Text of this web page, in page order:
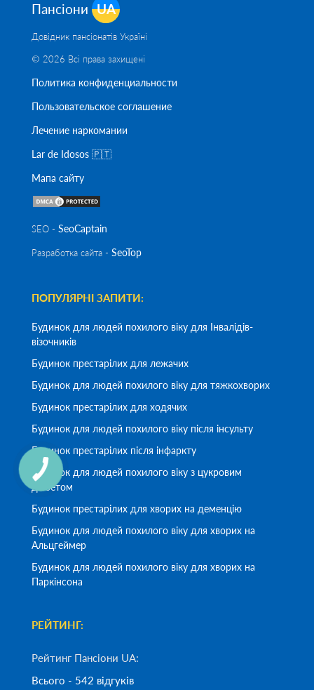
Пансіони UA
Довідник пансіонатів Україні
© 2026 Всі права захищені
Политика конфиденциальности
Пользовательское соглашение
Лечение наркомании
Lar de Idosos 🇵🇹
Мапа сайту
SEO - SeoСaptain
Разработка сайта - SeoTop
ПОПУЛЯРНІ ЗАПИТИ:
Будинок для людей похилого віку для Інвалідів-
візочників
Будинок престарілих для лежачих
Будинок для людей похилого віку для тяжкохворих
Будинок престарілих для ходячих
Будинок для людей похилого віку після інсульту
Будинок престарілих після інфаркту
Будинок для людей похилого віку з цукровим
діабетом
Будинок престарілих для хворих на деменцію
Будинок для людей похилого віку для хворих на
Альцгеймер
Будинок для людей похилого віку для хворих на
Паркінсона
РЕЙТИНГ:
Рейтинг Пансіони UA:
Всього - 542 відгуків